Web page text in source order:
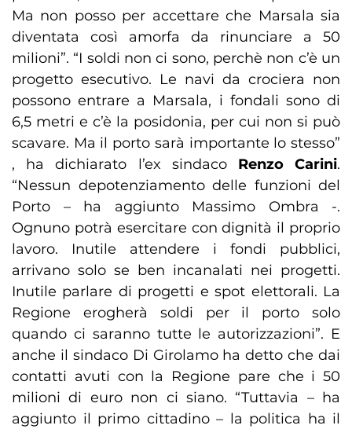
Ma non posso per accettare che Marsala sia
diventata così amorfa da rinunciare a 50
milioni”. “I soldi non ci sono, perchè non c’è un
progetto esecutivo. Le navi da crociera non
possono entrare a Marsala, i fondali sono di
6,5 metri e c’è la posidonia, per cui non si può
scavare. Ma il porto sarà importante lo stesso”
, ha dichiarato l’ex sindaco Renzo Carini.
“Nessun depotenziamento delle funzioni del
Porto – ha aggiunto Massimo Ombra -.
Ognuno potrà esercitare con dignità il proprio
lavoro. Inutile attendere i fondi pubblici,
arrivano solo se ben incanalati nei progetti.
Inutile parlare di progetti e spot elettorali. La
Regione erogherà soldi per il porto solo
quando ci saranno tutte le autorizzazioni”. E
anche il sindaco Di Girolamo ha detto che dai
contatti avuti con la Regione pare che i 50
milioni di euro non ci siano. “Tuttavia – ha
aggiunto il primo cittadino – la politica ha il